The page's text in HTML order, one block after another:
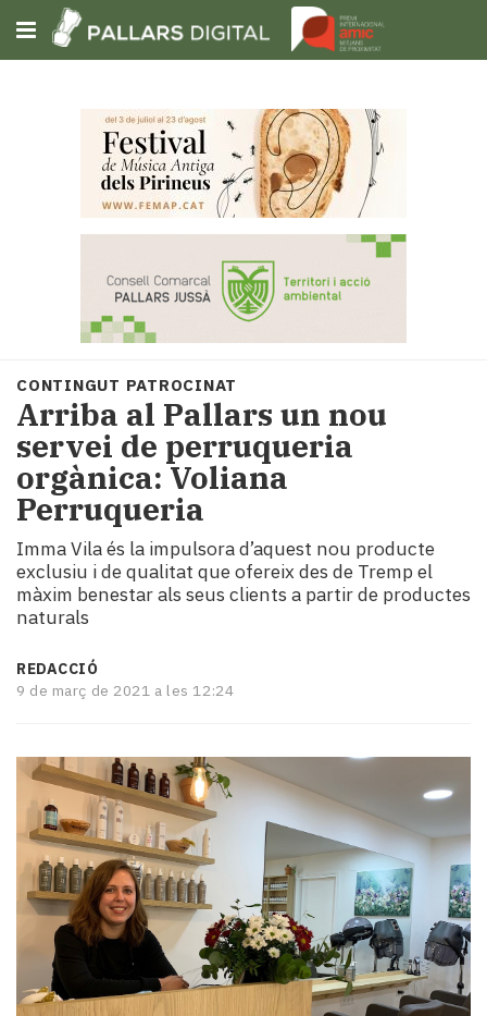
Subscriu-t'hi
Portada
Societat
Política
i
municipis
Economia
i
Cultura
Esports
Mai
tant!
i
mitjans
temps
Reportatges
Entrevistes
Enquestes
A
escena!
Dis
teva!
Subscriptors
La
CONTINGUT PATROCINAT
Arriba al Pallars un nou
servei de perruqueria
orgànica: Voliana
Perruqueria
Imma Vila és la impulsora d’aquest nou producte
exclusiu i de qualitat que ofereix des de Tremp el
màxim benestar als seus clients a partir de productes
naturals
REDACCIÓ
9 de març de 2021 a les 12:24